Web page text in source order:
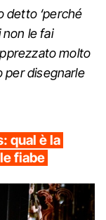
detto ‘perché
non le fai
molto
per disegnarle
qual è la
fiabe